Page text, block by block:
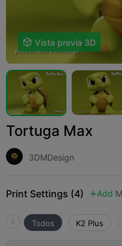
 Vista previa 3D
Tortuga Max
3DMDesign
Print Settings (4)  Add
Todos K2 Plus